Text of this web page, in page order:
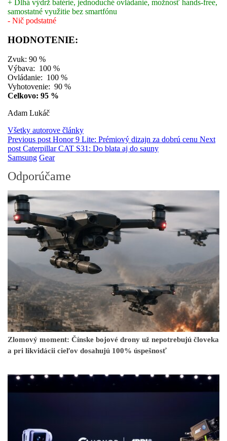
+ Dlhá výdrž batérie, jednoduché ovládanie, možnosť hands-free,
samostatné využitie bez smartfónu
- Nič podstatné
HODNOTENIE:
Zvuk: 90 %
Výbava: 100 %
Ovládanie: 100 %
Vyhotovenie: 90 %
Celkovo: 95 %
Adam Lukáč
Všetky autorove články
Previous post Honor 9 Lite: Prémiový dizajn za dobrú cenu Next
post Caterpillar CAT S31: Do blata aj do sauny
Samsung Gear
Odporúčame
Zlomový moment: Čínske bojové drony už nepotrebujú človeka
a pri likvidácii cieľov dosahujú 100% úspešnosť